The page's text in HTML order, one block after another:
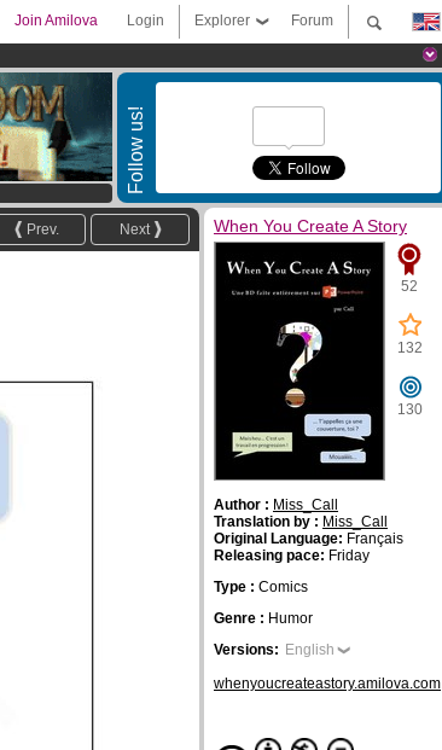
Forum
Explorer
Login
Join Amilova
Follow us!
Next
Prev. When You Create A Story
52
132
130
Author : Miss_Call
Translation by : Miss_Call
Original Language: Français
Releasing pace: Friday
Type : Comics
Genre : Humor
Versions: English
whenyoucreateastory.amilova.com